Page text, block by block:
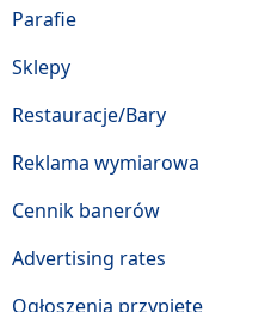
Parafie
Sklepy
Restauracje/Bary
Reklama wymiarowa
Cennik banerów
Advertising rates
Ogłoszenia przypięte